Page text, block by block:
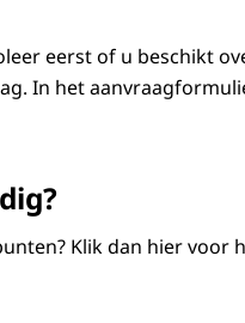
eerst of u beschikt
In het
Klik dan hier voor